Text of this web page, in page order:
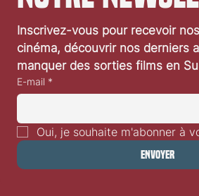
Inscrivez-vous pour recevoir
cinéma, découvrir nos derniers
manquer des sorties films en
E-mail *
Oui, je souhaite m'abonner à
Envoyer